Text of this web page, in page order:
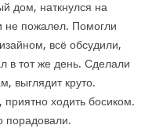
дом, наткнулся на
не пожалел. Помогли
всё обсудили,
в тот же день. Сделали
выглядит круто.
ходить босиком.
порадовали.